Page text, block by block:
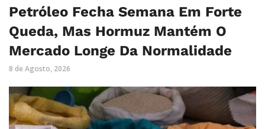
Petróleo Fecha Semana Em Forte
Queda, Mas Hormuz Mantém O
Mercado Longe Da Normalidade
8 de Agosto, 2026